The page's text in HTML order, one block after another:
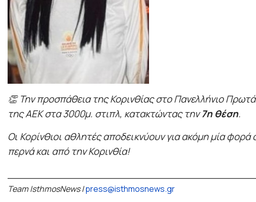
👏 Την προσπάθεια της Κορινθίας στο Πανελλήνιο
της ΑΕΚ στα 3000μ. στιπλ, κατακτώντας την7η θέση.
Οι Κορίνθιοι αθλητές αποδεικνύουν για ακόμη μία
περνά και από την Κορινθία!
Team IsthmosNews |press@isthmosnews.gr